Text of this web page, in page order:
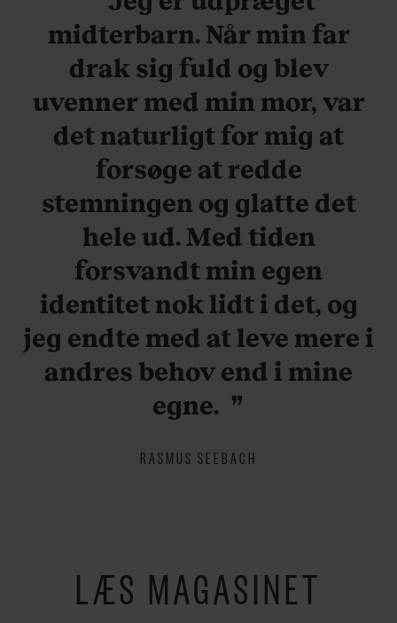
midterbarn. Når min far
drak sig fuld og blev
uvenner med min mor, var
det naturligt for mig at
forsøge at redde
stemningen og glatte det
hele ud. Med tiden
forsvandt min egen
identitet nok lidt i det, og
jeg endte med at leve mere i
andres behov end i mine
egne.
RASMUS SEEBACH
LÆS MAGASINET